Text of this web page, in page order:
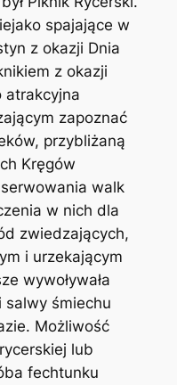
spajające w
z okazji Dnia
z okazji
atrakcyjna
zapoznać
przybliżaną
Kręgów
walk
w nich dla
zwiedzających,
i urzekającym
wywoływała
śmiechu
Możliwość
lub
fechtunku